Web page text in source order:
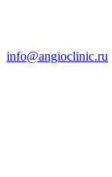
info@angioclinic.ru